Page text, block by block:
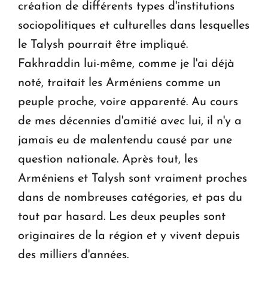
création de différents types d'institutions
sociopolitiques et culturelles dans lesquelles
le Talysh pourrait être impliqué.
Fakhraddin lui-même, comme je l'ai déjà
noté, traitait les Arméniens comme un
peuple proche, voire apparenté. Au cours
de mes décennies d'amitié avec lui, il n'y a
jamais eu de malentendu causé par une
question nationale. Après tout, les
Arméniens et Talysh sont vraiment proches
dans de nombreuses catégories, et pas du
tout par hasard. Les deux peuples sont
originaires de la région et y vivent depuis
des milliers d'années.